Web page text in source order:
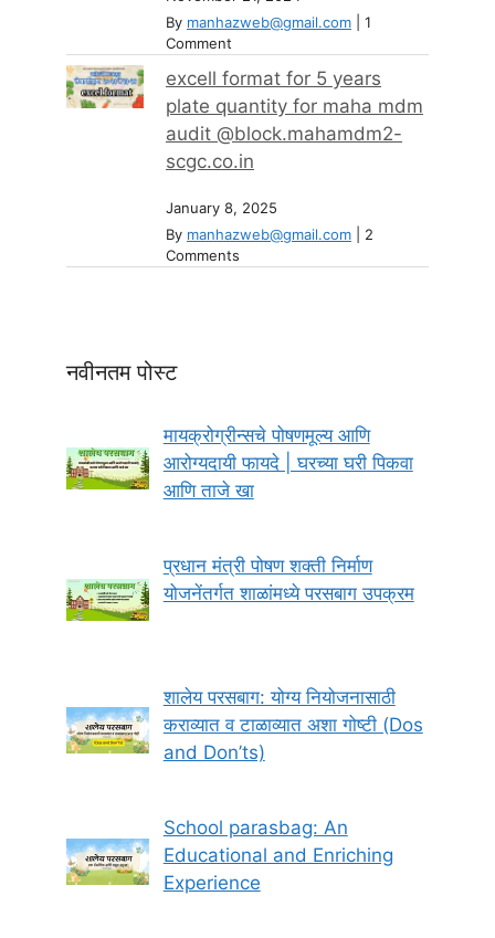
By manhazweb@gmail.com
1
Comment
excell format for 5 years
plate quantity for maha mdm
audit @block.mahamdm2-
scgc.co.in
January 8, 2025
By manhazweb@gmail.com
2
Comments
नवीनतम पोस्ट
मायक्रोग्रीन्सचे पोषणमूल्य आणि
आरोग्यदायी फायदे | घरच्या घरी पिकवा
आणि ताजे खा
प्रधान मंत्री पोषण शक्ती निर्माण
योजनेंतर्गत शाळांमध्ये परसबाग उपक्रम
शालेय परसबाग: योग्य नियोजनासाठी
कराव्यात व टाळाव्यात अशा गोष्टी (Dos
and Don’ts)
School parasbag: An
Educational and Enriching
Experience